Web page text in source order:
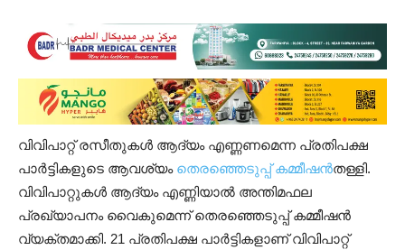
വിവിപാറ്റ് രസീതുകൾ ആദ്യം എണ്ണണമെന്ന പ്രതിപക്ഷ
പാർട്ടികളുടെ ആവശ്യം തെരഞ്ഞെടുപ്പ് കമ്മീഷൻതള്ളി.
വിവിപാറ്റുകൾ ആദ്യം എണ്ണിയാൽ അന്തിമഫല
പ്രഖ്യാപനം വൈകുമെന്ന് തെരഞ്ഞെടുപ്പ് കമ്മീഷൻ
വ്യക്തമാക്കി. 21 പ്രതിപക്ഷ പാര്‍ട്ടികളാണ് വിവിപാറ്റ്‌